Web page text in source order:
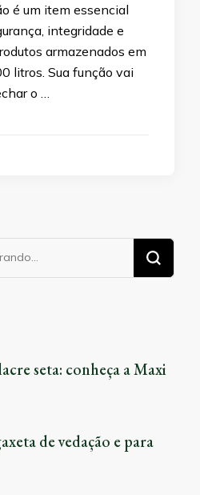
é um item essencial
integridade e
armazenados em
litros. Sua função vai
o …
seta: conheça a Maxi
de vedação e para